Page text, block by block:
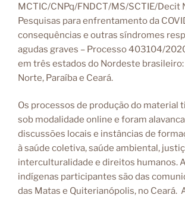
MCTIC/CNPq/FNDCT/MS/SCTIE/Decit
Pesquisas para enfrentamento da
consequências e outras síndromes
agudas graves – Processo 403104/
em três estados do Nordeste brasileiro:
Norte, Paraíba e Ceará.
Os processos de produção do material
sob modalidade online e foram
discussões locais e instâncias de
à saúde coletiva, saúde ambiental,
interculturalidade e direitos humanos.
indígenas participantes são das
das Matas e Quiterianópolis, no Ceará.